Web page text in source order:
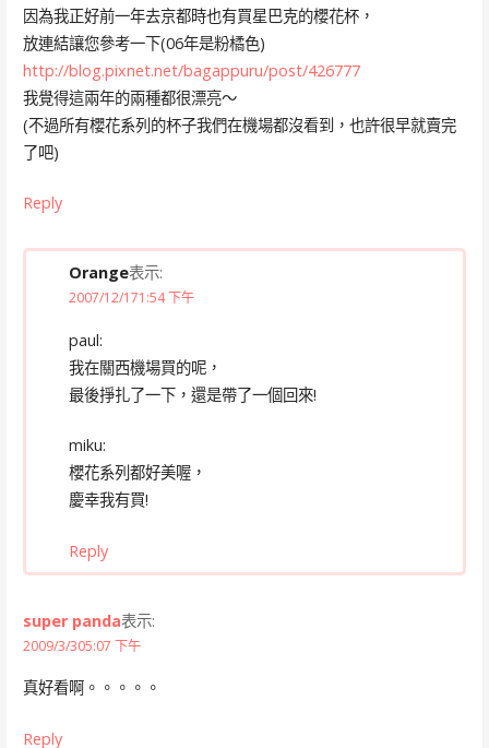
因為我正好前一年去京都時也有買星巴克的櫻花杯，
放連結讓您參考一下(06年是粉橘色)
http://blog.pixnet.net/bagappuru/post/426777
我覺得這兩年的兩種都很漂亮～
(不過所有櫻花系列的杯子我們在機場都沒看到，也許很早就賣完
了吧)
Reply
Orange表示:
2007/12/171:54 下午
paul:
我在關西機場買的呢，
最後掙扎了一下，還是帶了一個回來!
miku:
櫻花系列都好美喔，
慶幸我有買!
Reply
super panda表示:
2009/3/305:07 下午
真好看啊。。。。。
Reply